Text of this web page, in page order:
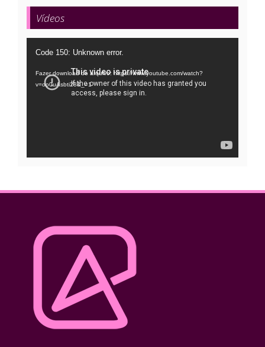
Vídeos
Tocador
vídeo
Code 150: Unknown error.
Fazer download do arquivo: https://www.youtube.com/watch?
v=oo0uAsbti28&_=1